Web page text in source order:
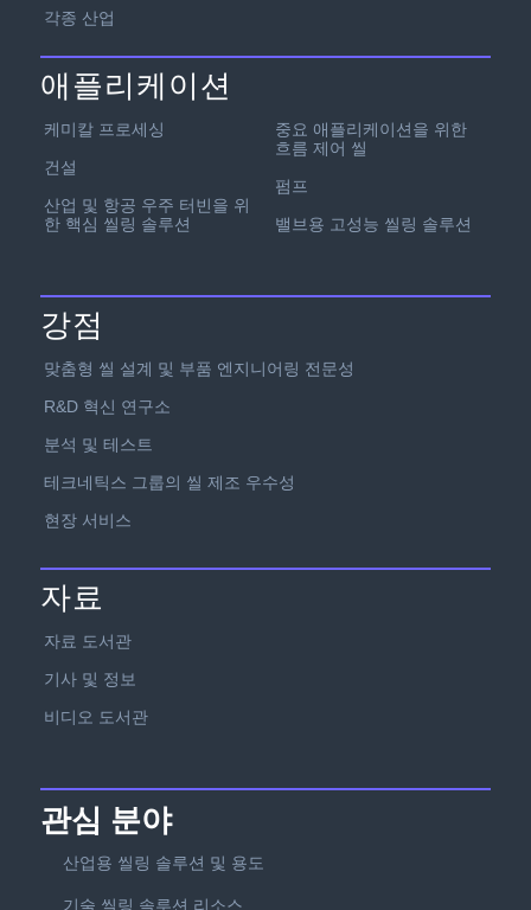
각종 산업
애플리케이션
케미칼 프로세싱
건설
산업 및 항공 우주 터빈을 위
한 핵심 씰링 솔루션
중요 애플리케이션을 위한
흐름 제어 씰
펌프
밸브용 고성능 씰링 솔루션
강점
맞춤형 씰 설계 및 부품 엔지니어링 전문성
R&D 혁신 연구소
분석 및 테스트
테크네틱스 그룹의 씰 제조 우수성
현장 서비스
자료
자료 도서관
기사 및 정보
비디오 도서관
관심 분야
산업용 씰링 솔루션 및 용도
기술 씰링 솔루션 리소스